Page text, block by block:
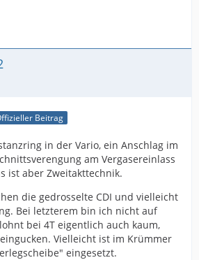
Beitrag
in der Vario, ein Anschlag im
am Vergasereinlass
ist aber Zweitakttechnik.
die gedrosselte CDI und vielleicht
Bei letzterem bin ich nicht auf
bei 4T eigentlich auch kaum,
Vielleicht ist im Krümmer
eingesetzt.